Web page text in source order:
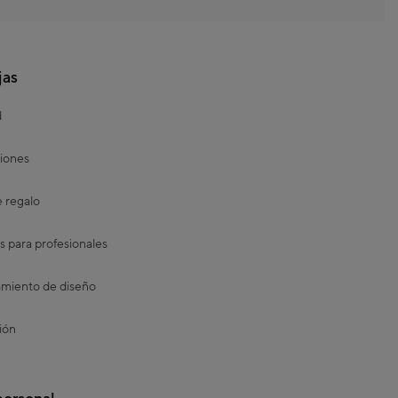
regalo
para profesionales
de diseño